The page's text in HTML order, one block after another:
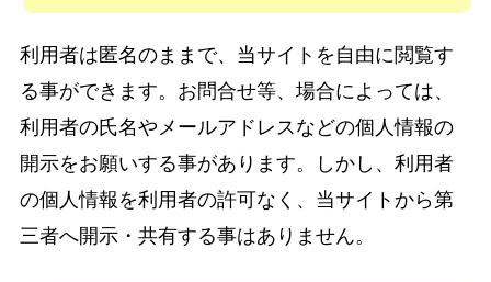
利用者は匿名のままで、当サイトを自由に閲覧す
る事ができます。お問合せ等、場合によっては、
利用者の氏名やメールアドレスなどの個人情報の
開示をお願いする事があります。しかし、利用者
の個人情報を利用者の許可なく、当サイトから第
三者へ開示・共有する事はありません。